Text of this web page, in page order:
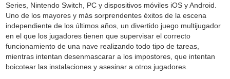
Series, Nintendo Switch, PC y dispositivos móviles iOS y Android.
Uno de los mayores y más sorprendentes éxitos de la escena
independiente de los últimos años, un divertido juego multijugador
en el que los jugadores tienen que supervisar el correcto
funcionamiento de una nave realizando todo tipo de tareas,
mientras intentan desenmascarar a los impostores, que intentan
boicotear las instalaciones y asesinar a otros jugadores.